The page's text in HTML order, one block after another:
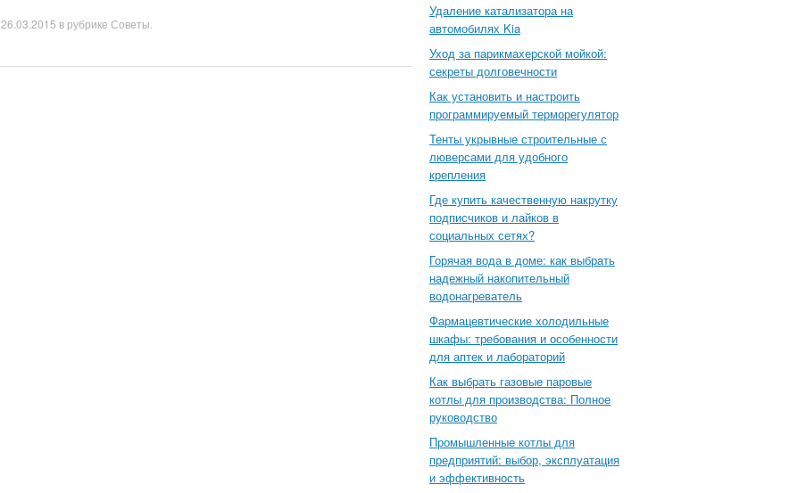
26.03.2015 в рубрике Советы
Удаление катализатора на
автомобилях Kia
Уход за парикмахерской мойкой:
секреты долговечности
Как установить и настроить
программируемый терморегулятор
Тенты укрывные строительные с
люверсами для удобного
крепления
Где купить качественную накрутку
подписчиков и лайков в
социальных сетях?
Горячая вода в доме: как выбрать
надежный накопительный
водонагреватель
Фармацевтические холодильные
шкафы: требования и особенности
для аптек и лабораторий
Как выбрать газовые паровые
котлы для производства: Полное
руководство
Промышленные котлы для
предприятий: выбор, эксплуатация
и эффективность